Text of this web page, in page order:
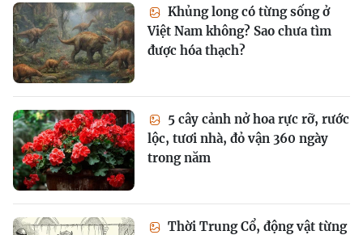
Khủng long có từng sống ở
Việt Nam không? Sao chưa tìm
được hóa thạch?
5 cây cảnh nở hoa rực rỡ, rước
lộc, tươi nhà, đỏ vận 360 ngày
trong năm
Thời Trung Cổ, động vật từng